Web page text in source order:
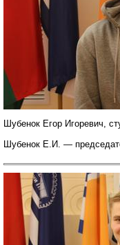
Шубенок Егор Игоревич,
Шубенок Е.И. —